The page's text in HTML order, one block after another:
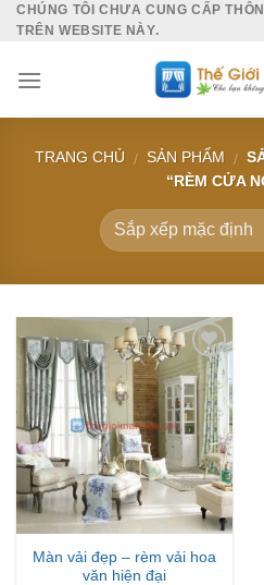
SkipCHÚNG TÔI CHƯA CUNG CẤP
TRÊN WEBSITE NÀY.
TRANG CHỦ / SẢN PHẨM /
“RÈM CỬA
Add to
Wishlist
Màn vải đẹp – rèm vải hoa
văn hiện đại